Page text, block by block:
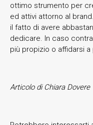
ottimo strumento per
ed attivi attorno al
il fatto di avere
dedicare. In caso
più propizio o affidarsi
Articolo di Chiara Dovere